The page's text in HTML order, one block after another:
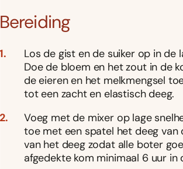
Bereiding
Los de gist en de suiker op in de
Doe de bloem en het zout in de
de eieren en het melkmengsel
tot een zacht en elastisch deeg.
Voeg met de mixer op lage
toe met een spatel het deeg
van het deeg zodat alle boter
afgedekte kom minimaal 6 uur